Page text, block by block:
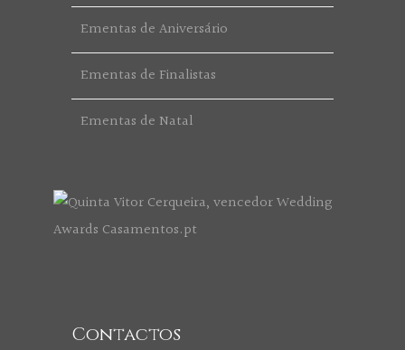
Ementas de Aniversário
Ementas de Finalistas
Ementas de Natal
Contactos